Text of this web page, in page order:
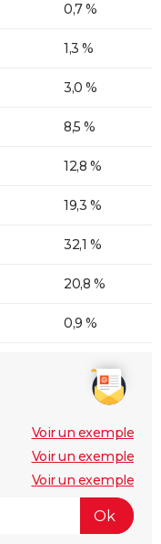
0,7 %
1,3 %
3,0 %
8,5 %
12,8 %
19,3 %
32,1 %
20,8 %
0,9 %
Voir un exemple
Voir un exemple
Voir un exemple